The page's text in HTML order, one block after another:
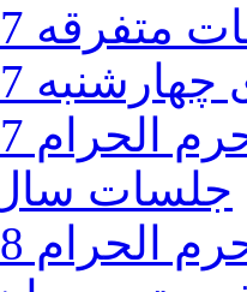
متفرقه 97
97
الحرام 97
جلسات سال
الحرام 98